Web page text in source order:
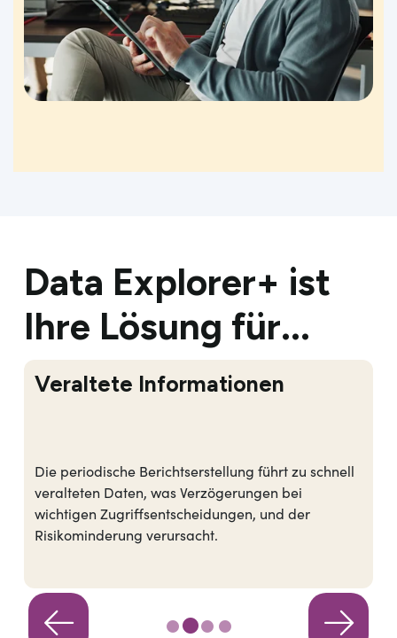
Data Explorer+ ist
Ihre Lösung für...
Fragmentierter Datenzugriff
Identitätsdaten, die über verschiedene Systeme
verteilt sind, erschweren eine umfassende
Übersicht über Zugriffsrechte und verlangsamte
Entscheidungsprozesse.